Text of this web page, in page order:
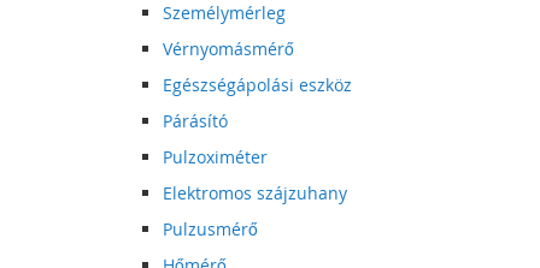
Személymérleg
Vérnyomásmérő
Egészségápolási eszköz
Párásító
Pulzoximéter
Elektromos szájzuhany
Pulzusmérő